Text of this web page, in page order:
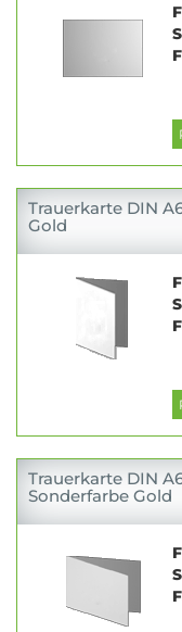
Trauerkarte DIN
Gold
Trauerkarte DIN
Sonderfarbe Gold